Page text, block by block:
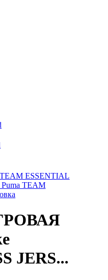
ESSENTIAL
TEAM
JERS...